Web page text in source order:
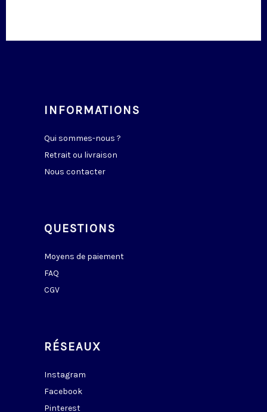
INFORMATIONS
Qui sommes-nous ?
Retrait ou livraison
Nous contacter
QUESTIONS
Moyens de paiement
FAQ
CGV
RÉSEAUX
Instagram
Facebook
Pinterest